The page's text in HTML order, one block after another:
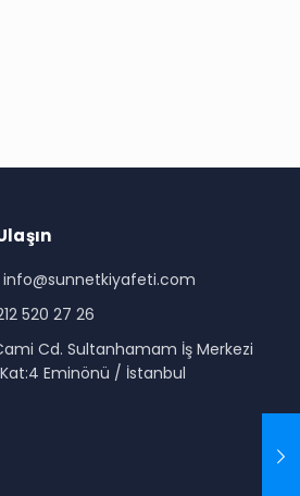
info@sunnetkiyafeti.com
520 27 26
Cd. Sultanhamam İş Merkezi
Eminönü / İstanbul